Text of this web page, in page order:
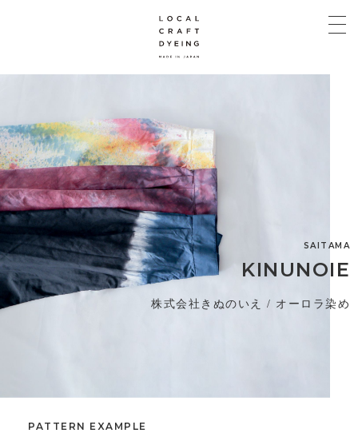
SAITAMA
KINUNOIE
株式会社きぬのいえ / オーロラ染め
PATTERN EXAMPLE